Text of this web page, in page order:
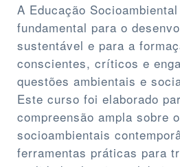
A Educação
fundamental para o
sustentável e para a
conscientes, críticos e
questões ambientais e
Este curso foi elaborado
compreensão ampla sobre
socioambientais
ferramentas práticas para